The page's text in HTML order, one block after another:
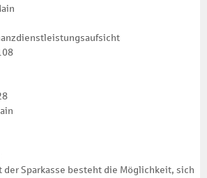
Sparkasse besteht die Möglichkeit, sich